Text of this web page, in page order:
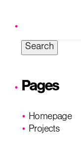
Pages
Homepage
Projects